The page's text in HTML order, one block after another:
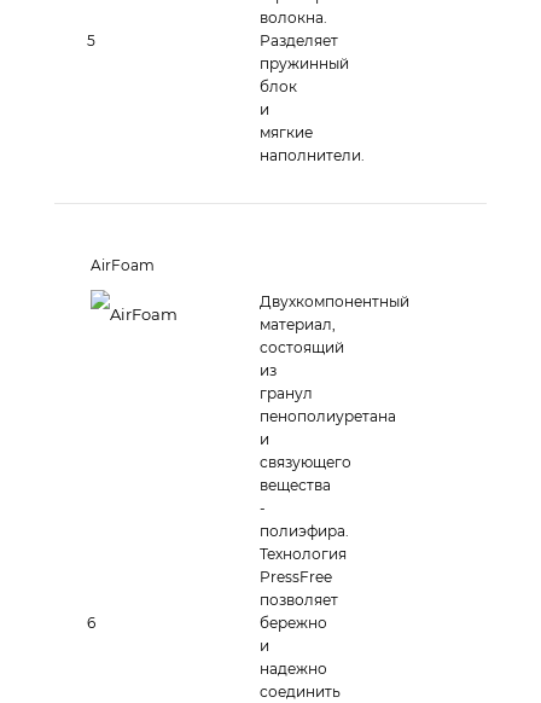
5
волокна.
Разделяет
пружинный
блок
и
мягкие
наполнители.
AirFoam
6
Двухкомпонентный
материал,
состоящий
из
гранул
пенополиуретана
и
связующего
вещества
-
полиэфира.
Технология
PressFree
позволяет
бережно
и
надежно
соединить